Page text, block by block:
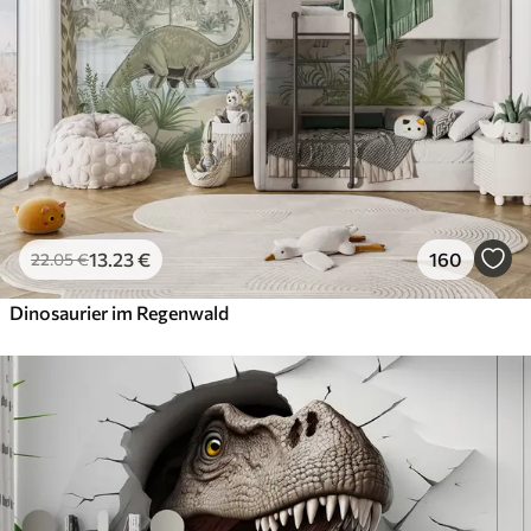
22.05€13 .23€ 160
Dinosaurier im Regenwald